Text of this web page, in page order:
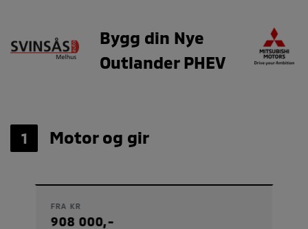
Bygg din Nye
Outlander PHEV
1 Motor og gir
FRA KR
908 000,-